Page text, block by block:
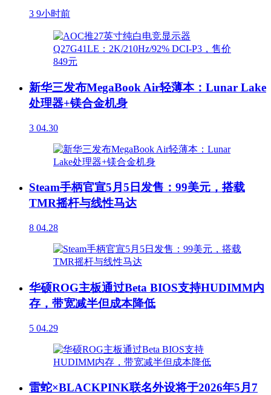
3 9小时前
新华三发布MegaBook Air轻薄本：Lunar Lake
处理器+镁合金机身
3 04.30
Steam手柄官宣5月5日发售：99美元，搭载
TMR摇杆与线性马达
8 04.28
华硕ROG主板通过Beta BIOS支持HUDIMM内
存，带宽减半但成本降低
5 04.29
雷蛇×BLACKPINK联名外设将于2026年5月7